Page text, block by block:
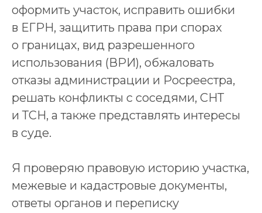
оформить участок, исправить ошибки
в ЕГРН, защитить права при спорах
о границах, вид разрешенного
использования (ВРИ), обжаловать
отказы администрации и Росреестра,
решать конфликты с соседями, СНТ
и ТСН, а также представлять интересы
в суде.
Я проверяю правовую историю участка,
межевые и кадастровые документы,
ответы органов и переписку